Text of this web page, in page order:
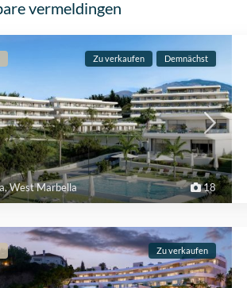
vermeldingen
18
,West Marbella
Zu verkaufen Demnächst
Zu verkaufen